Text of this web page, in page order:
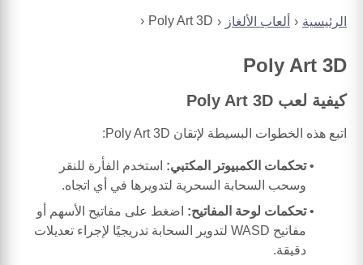
الرئيسية ألعاب الألغاز Poly Art 3D
Poly Art 3D
كيفية لعب Poly Art 3D
اتبع هذه الخطوات البسيطة لإتقان Poly Art 3D:
تحكمات الكمبيوتر المكتبي: استخدم الفأرة للنقر
وسحب السحابة السحرية لتدويرها في أي اتجاه.
تحكمات لوحة المفاتيح: اضغط على مفاتيح الأسهم أو
مفاتيح WASD لتدوير السحابة تدريجيًا لإجراء تعديلات
دقيقة.